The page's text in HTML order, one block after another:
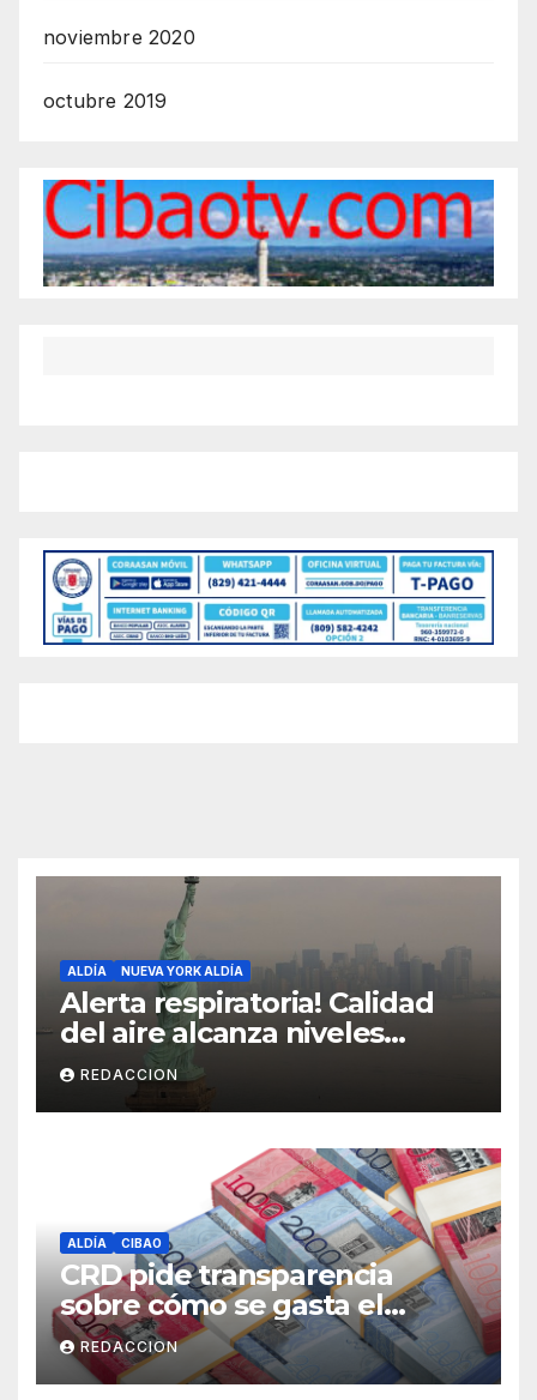
noviembre 2020
octubre 2019
ALDÍA NUEVA YORK ALDÍA
Alerta respiratoria! Calidad
del aire alcanza niveles
peligrosos en NYC
REDACCION
ALDÍA CIBAO
CRD pide transparencia
sobre cómo se gasta el
dinero del Seguro Familiar de
Salud
REDACCION